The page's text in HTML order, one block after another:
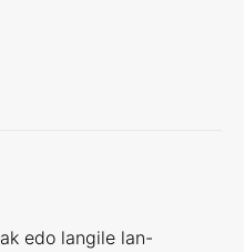
edo langile lan-